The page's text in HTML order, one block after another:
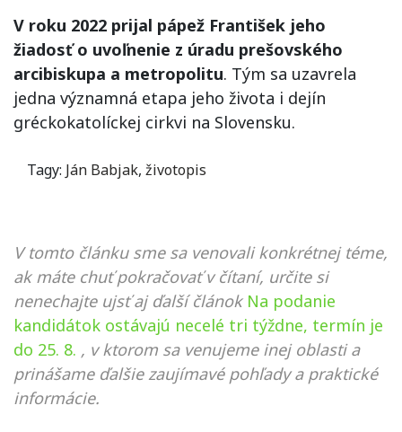
V roku 2022 prijal pápež František jeho
žiadosť o uvoľnenie z úradu prešovského
arcibiskupa a metropolitu. Tým sa uzavrela
jedna významná etapa jeho života i dejín
gréckokatolíckej cirkvi na Slovensku.
Tagy: Ján Babjak, životopis
V tomto článku sme sa venovali konkrétnej téme,
ak máte chuť pokračovať v čítaní, určite si
nenechajte ujsť aj ďalší článok Na podanie
kandidátok ostávajú necelé tri týždne, termín je
do 25. 8. , v ktorom sa venujeme inej oblasti a
prinášame ďalšie zaujímavé pohľady a praktické
informácie.